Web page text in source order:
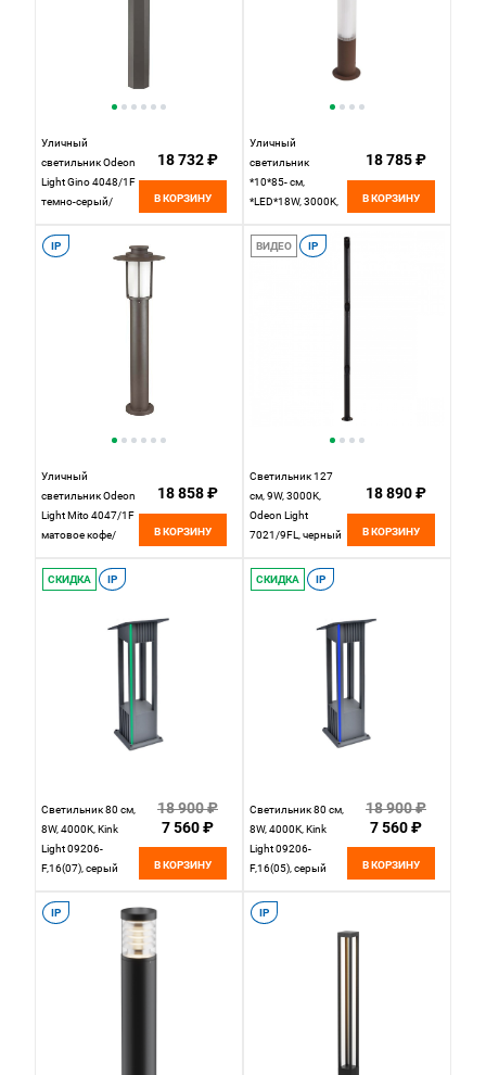
Уличный
светильник Odeon
Light Gino 4048/1F
темно-серый/
18 732 ₽
В КОРЗИНУ
Уличный
светильник
*10*85- см,
*LED*18W, 3000K,
Cortena
7180/22GL,
18 785 ₽
В КОРЗИНУ
IP
Уличный
светильник Odeon
Light Mito 4047/1F
матовое кофе/
18 858 ₽
В КОРЗИНУ
ВИДЕО IP
Светильник 127
см, 9W, 3000K,
Odeon Light
7021/9FL, черный
18 890 ₽
В КОРЗИНУ
СКИДКА IP
Светильник 80 см,
8W, 4000K, Kink
Light 09206-
F,16(07), серый
18 900 ₽
7 560 ₽
В КОРЗИНУ
СКИДКА IP
Светильник 80 см,
8W, 4000K, Kink
Light 09206-
F,16(05), серый
18 900 ₽
7 560 ₽
В КОРЗИНУ
IP IP